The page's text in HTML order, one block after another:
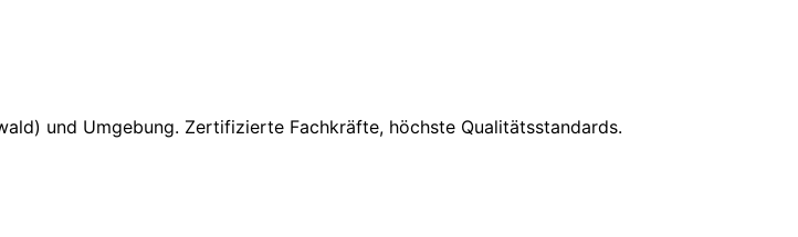
und Umgebung. Zertifizierte Fachkräfte, höchste Qualitätsstandards.